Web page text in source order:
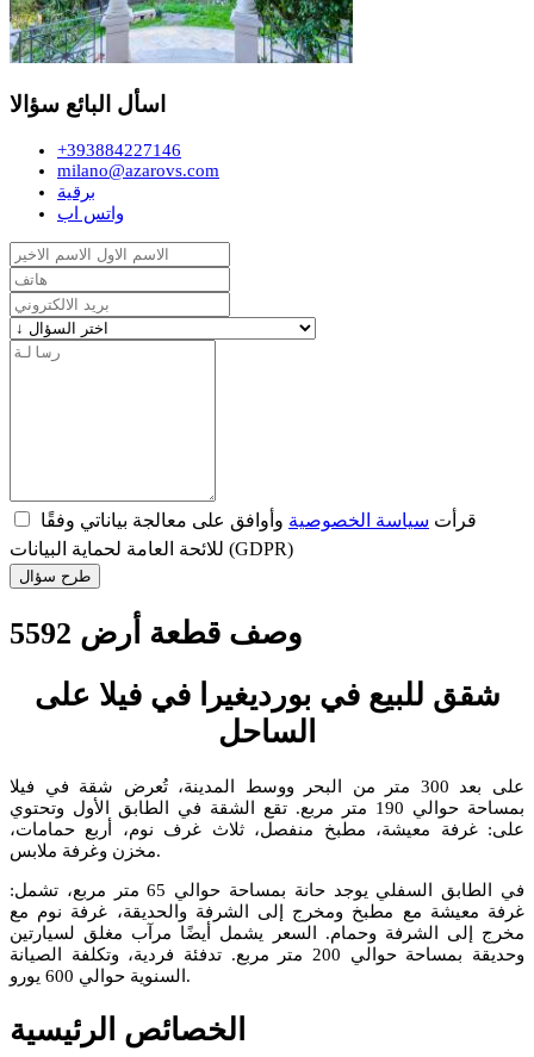
اسأل البائع سؤالا
+393884227146
milano@azarovs.com
برقية
واتس اب
قرأت سياسة الخصوصية وأوافق على معالجة بياناتي وفقًا
للائحة العامة لحماية البيانات (GDPR)
طرح سؤال
وصف قطعة أرض 5592
شقق للبيع في بورديغيرا في فيلا على
الساحل
على بعد 300 متر من البحر ووسط المدينة، تُعرض شقة في فيلا
بمساحة حوالي 190 متر مربع. تقع الشقة في الطابق الأول وتحتوي
على: غرفة معيشة، مطبخ منفصل، ثلاث غرف نوم، أربع حمامات،
مخزن وغرفة ملابس.
في الطابق السفلي يوجد حانة بمساحة حوالي 65 متر مربع، تشمل:
غرفة معيشة مع مطبخ ومخرج إلى الشرفة والحديقة، غرفة نوم مع
مخرج إلى الشرفة وحمام. السعر يشمل أيضًا مرآب مغلق لسيارتين
وحديقة بمساحة حوالي 200 متر مربع. تدفئة فردية، وتكلفة الصيانة
السنوية حوالي 600 يورو.
الخصائص الرئيسية